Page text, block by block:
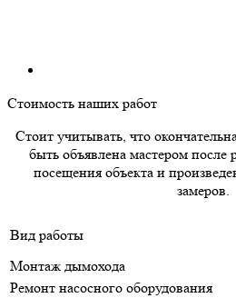
Стоимость наших работ
Стоит учитывать, что
быть объявлена мастером после
посещения объекта и
замеров.
Вид работы
Монтаж дымохода
Ремонт насосного оборудования